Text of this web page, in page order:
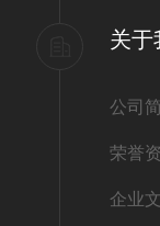
关于
公司
荣誉
企业